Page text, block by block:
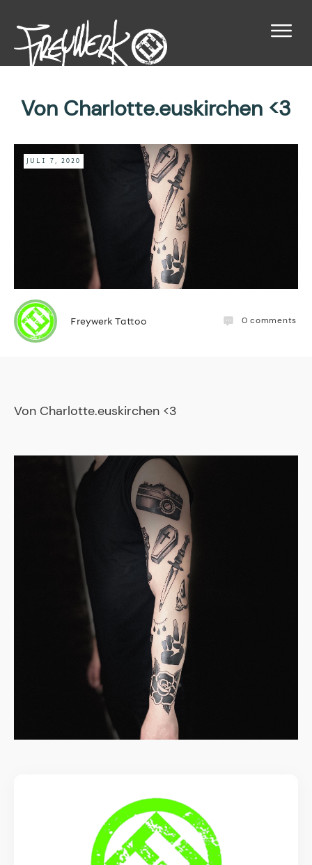
Von Charlotte.euskirchen <3
JULI 7, 2020
Freywerk Tattoo 0 comments
Von Charlotte.euskirchen <3